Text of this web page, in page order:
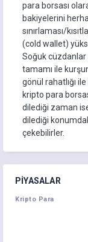
para borsası
bakiyelerini
sınırlaması/
(cold wallet)
Soğuk cüzdanlar
tamamı ile
gönül rahatlığı
kripto para
dilediği zaman
dilediği
çekebilirler.
PIYASALAR
Kripto Para